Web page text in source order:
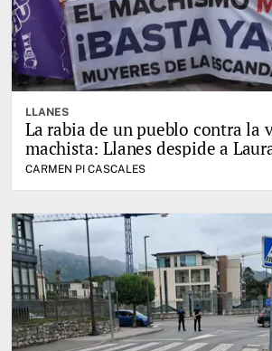
LLANES
La rabia de un pueblo contra la
machista: Llanes despide a
CARMEN PI CASCALES